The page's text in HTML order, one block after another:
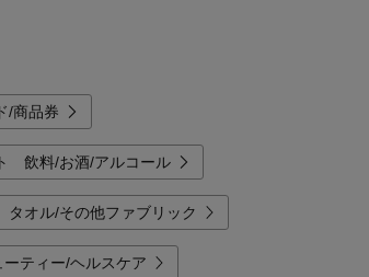
/商品券
飲料/お酒/アルコール
オル/その他ファブリック
ティー/ヘルスケア